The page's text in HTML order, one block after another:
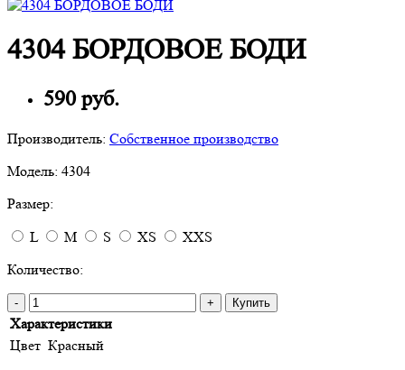
4304 БОРДОВОЕ БОДИ
590 руб.
Производитель: Собственное производство
Модель: 4304
Размер:
L
M S XS
XXS
Количество:
- + Купить
Характеристики
Цвет Красный